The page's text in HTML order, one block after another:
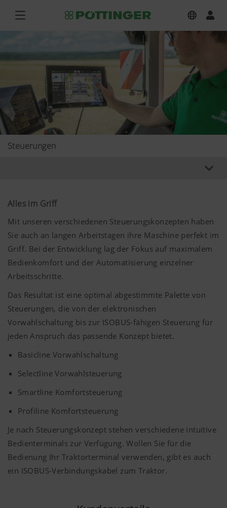
Steuerungen
Alles im Griff
Mit unseren verschiedenen Steuerungskonzepten haben
Sie auch an langen Arbeitstagen ihre Maschine perfekt im
Griff. Bei der Entwicklung lag der Fokus auf maximalem
Bedienkomfort und der Automatisierung einzelner
Arbeitsschritte.
Das Resultat ist eine optimal abgestimmte Palette von
Steuerungen, die von der elektronischen
Vorwahlschaltung bis zur ISOBUS-fähigen Steuerung für
jeden Anspruch das passende Konzept bietet.
Basicline Vorwahlschaltung
Selectline Vorwahlsteuerung
Smartline Komfortsteuerung
Profiline Komfortsteuerung
Je nach Steuerungskonzept stehen verschiedene intuitive
Bedienterminals zur Verfügung. Wollen Sie für die
Bedienung Ihr Traktorterminal verwenden, gibt es auch
ein ISOBUS-Verbindungskabel zum Traktor.